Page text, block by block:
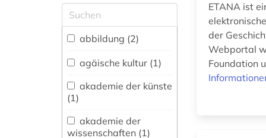
Allgemeine und
vergleichende Sprach-
und
Literaturwissenschaft.
Indogermanistik.
Außereuropäische
Sprachen und
Literaturen (49)
Anglistik.
Amerikanistik (29)
abbildung (2)
agäische kultur (1)
akademie der künste
(1)
akademie der
wissenschaften (1)
ETANA ist
der
Webportal
Foundation